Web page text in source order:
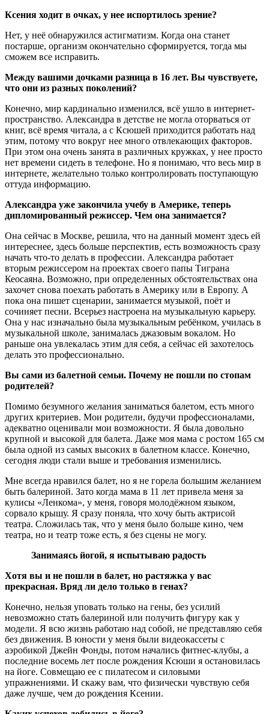
Ксения ходит в очках, у нее испортилось зрение?
Нет, у неё обнаружился астигматизм. Когда она станет
постарше, организм окончательно сформируется, тогда мы
сможем все исправить.
Между вашими дочками разница в 16 лет. Вы чувствуете,
что они из разных поколений?
Конечно, мир кардинально изменился, всё ушло в интернет-
пространство. Александра в детстве не могла оторваться от
книг, всё время читала, а с Ксюшей приходится работать над
этим, потому что вокруг нее много отвлекающих факторов.
При этом она очень занята в различных кружках, у нее просто
нет времени сидеть в телефоне. Но я понимаю, что весь мир в
интернете, желательно только контролировать поступающую
оттуда информацию.
Александра уже закончила учебу в Америке, теперь
дипломированный режиссер. Чем она занимается?
Она сейчас в Москве, решила, что на данный момент здесь ей
интереснее, здесь больше перспектив, есть возможность сразу
начать что-то делать в профессии. Александра работает
вторым режиссером на проектах своего папы Тиграна
Кеосаяна. Возможно, при определенных обстоятельствах она
захочет снова поехать работать в Америку или в Европу. А
пока она пишет сценарии, занимается музыкой, поёт и
сочиняет песни. Всерьез настроена на музыкальную карьеру.
Она у нас изначально была музыкальным ребёнком, училась в
музыкальной школе, занималась джазовым вокалом. Но
раньше она увлекалась этим для себя, а сейчас ей захотелось
делать это профессионально.
Вы сами из балетной семьи. Почему не пошли по стопам
родителей?
Помимо безумного желания заниматься балетом, есть много
других критериев. Мои родители, будучи профессионалами,
адекватно оценивали мои возможности. Я была довольно
крупной и высокой для балета. Даже моя мама с ростом 165 см
была одной из самых высоких в балетном классе. Конечно,
сегодня люди стали выше и требования изменились.
Мне всегда нравился балет, но я не горела большим желанием
быть балериной. Зато когда мама в 11 лет привела меня за
кулисы «Ленкома», у меня, говоря молодёжном языком,
сорвало крышу. Я сразу поняла, что хочу быть актрисой
театра. Сложилась так, что у меня было больше кино, чем
театра, но и театр тоже есть, я без сцены не могу.
Занимаясь йогой, я испытываю радость
Хотя вы и не пошли в балет, но растяжка у вас
прекрасная. Вряд ли дело только в генах?
Конечно, нельзя уповать только на гены, без усилий
невозможно стать балериной или получить фигуру как у
модели. Я всю жизнь работаю над собой, не представляю себя
без движения. В юности у меня были видеокассеты с
аэробикой Джейн Фонды, потом начались фитнес-клубы, а
последние восемь лет после рождения Ксюши я остановилась
на йоге. Совмещаю ее с пилатесом и силовыми
упражнениями. И скажу вам, что физически чувствую себя
даже лучше, чем до рождения Ксении.